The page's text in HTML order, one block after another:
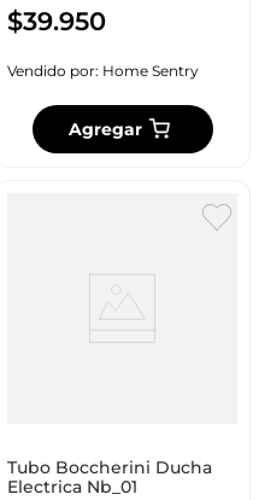
$39.950
Vendido por: Home Sentry
Agregar
Tubo Boccherini Ducha
Electrica Nb_01